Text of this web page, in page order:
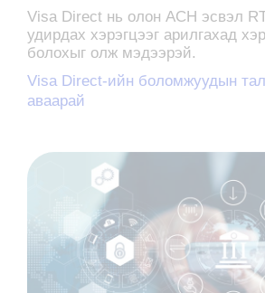
Visa Direct нь олон ACH эсвэл
удирдах хэрэгцээг арилгахад
болохыг олж мэдээрэй.
Visa Direct-ийн боломжуудын
аваарай